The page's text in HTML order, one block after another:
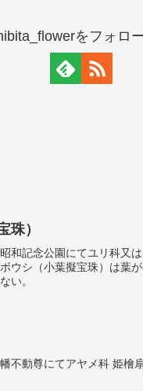
をフォロ
珠）
和記念公園にてユリ科又
ウシ（小葉擬宝珠）は葉
い。
不動尊にてアヤメ科 姫檜